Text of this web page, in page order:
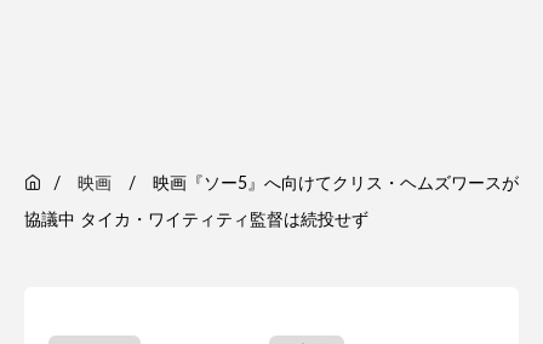
映画 映画『ソー5』へ向けてクリス・ヘムズワースが
協議中 タイカ・ワイティティ監督は続投せず